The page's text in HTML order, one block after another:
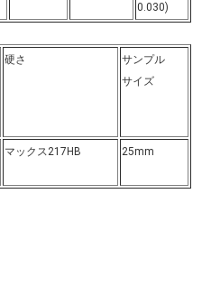
0.030)
硬さ
サンプル
サイズ
マックス217HB 25mm